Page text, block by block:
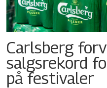
Carlsberg
salgsrekord
på festivaler